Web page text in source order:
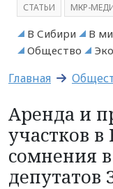
СТАТЬИ МКР-
В Сибири В
Общество
Главная
Аренда и
участков в
сомнения
депутатов